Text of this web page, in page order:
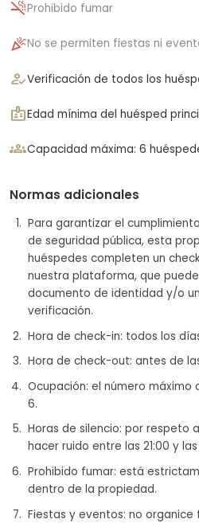
smoke_freeProhibido fumar
celebrationNo se permiten fiestas ni
how_to_regVerificación de todos los
badgeEdad mínima del huésped
groupsCapacidad máxima: 6
Normas adicionales
Para garantizar el
de seguridad pública, esta
huéspedes completen un
nuestra plataforma, que
documento de identidad y/o
verificación.
Hora de check-in: todos los
Hora de check-out: antes de
Ocupación: el número
6.
Horas de silencio: por respeto
hacer ruido entre las 21:00 y las
Prohibido fumar: está
dentro de la propiedad.
Fiestas y eventos: no organice